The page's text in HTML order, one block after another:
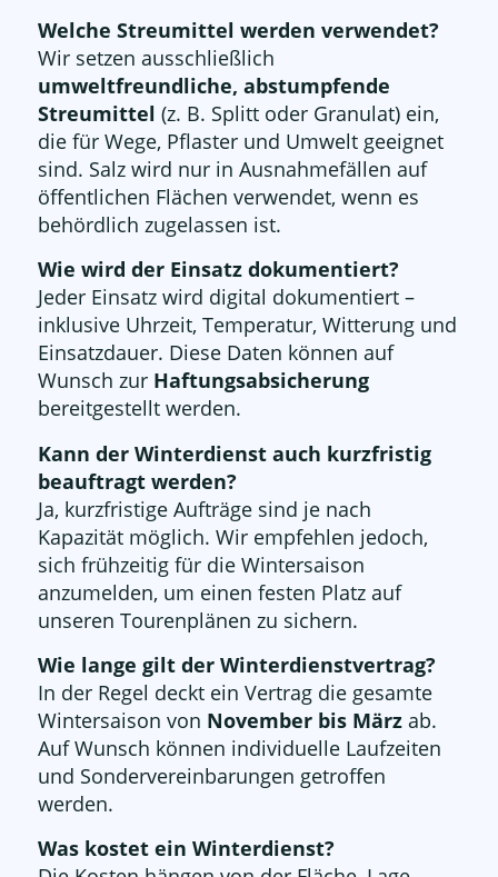
Welche Streumittel werden verwendet?
Wir setzen ausschließlich
umweltfreundliche, abstumpfende
Streumittel (z. B. Splitt oder Granulat) ein,
die für Wege, Pflaster und Umwelt geeignet
sind. Salz wird nur in Ausnahmefällen auf
öffentlichen Flächen verwendet, wenn es
behördlich zugelassen ist.
Wie wird der Einsatz dokumentiert?
Jeder Einsatz wird digital dokumentiert –
inklusive Uhrzeit, Temperatur, Witterung und
Einsatzdauer. Diese Daten können auf
Wunsch zur Haftungsabsicherung
bereitgestellt werden.
Kann der Winterdienst auch kurzfristig
beauftragt werden?
Ja, kurzfristige Aufträge sind je nach
Kapazität möglich. Wir empfehlen jedoch,
sich frühzeitig für die Wintersaison
anzumelden, um einen festen Platz auf
unseren Tourenplänen zu sichern.
Wie lange gilt der Winterdienstvertrag?
In der Regel deckt ein Vertrag die gesamte
Wintersaison von November bis Märzab.
Auf Wunsch können individuelle Laufzeiten
und Sondervereinbarungen getroffen
werden.
Was kostet ein Winterdienst?